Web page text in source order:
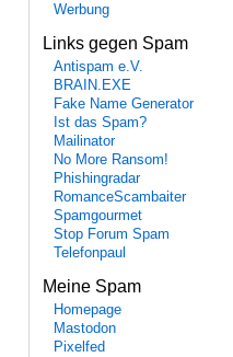
Werbung
Links gegen Spam
Antispam e.V.
BRAIN.EXE
Fake Name Generator
Ist das Spam?
Mailinator
No More Ransom!
Phishingradar
RomanceScambaiter
Spamgourmet
Stop Forum Spam
Telefonpaul
Meine Spam
Homepage
Mastodon
Pixelfed